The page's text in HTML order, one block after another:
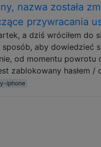
nazwa została
przywracania
a dziś wróciłem do
aby dowiedzieć
od momentu powrotu
zablokowany hasłem /
iphone